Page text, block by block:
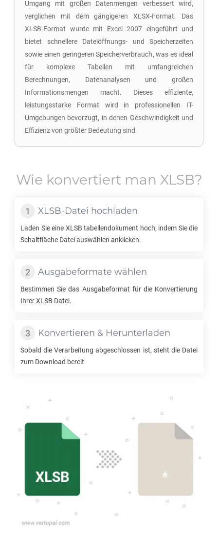
Umgang mit großen Datenmengen verbessert wird,
verglichen mit dem gängigeren XLSX-Format. Das
XLSB-Format wurde mit Excel 2007 eingeführt und
bietet schnellere Dateiöffnungs- und Speicherzeiten
sowie einen geringeren Speicherverbrauch, was es ideal
für komplexe Tabellen mit umfangreichen
Berechnungen, Datenanalysen und großen
Informationsmengen macht. Dieses effiziente,
leistungsstarke Format wird in professionellen IT-
Umgebungen bevorzugt, in denen Geschwindigkeit und
Effizienz von größter Bedeutung sind.
Wie konvertiert man XLSB?
XLSB-Datei hochladen
Laden Sie eine XLSB tabellendokument hoch, indem Sie die
Schaltfläche Datei auswählen anklicken.
Ausgabeformate wählen
Bestimmen Sie das Ausgabeformat für die Konvertierung
IhrerXLSB Datei.
Konvertieren & Herunterladen
Sobald die Verarbeitung abgeschlossen ist, steht die Datei
zum Download bereit.